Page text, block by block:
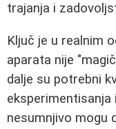
trajanja i
Ključ je u realnim
aparata nije
dalje su potrebni
nesumnjivo mogu